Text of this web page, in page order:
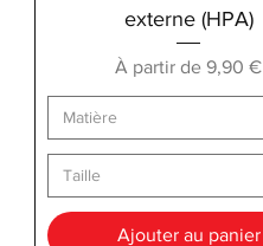
externe (HPA)
À partir de 9,90 €
Prix promotionnel
Ajouter au panier